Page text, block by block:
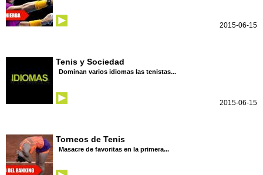
2015-06-15
Tenis y Sociedad
Dominan varios idiomas las tenistas...
2015-06-15
Torneos de Tenis
Masacre de favoritas en la primera...